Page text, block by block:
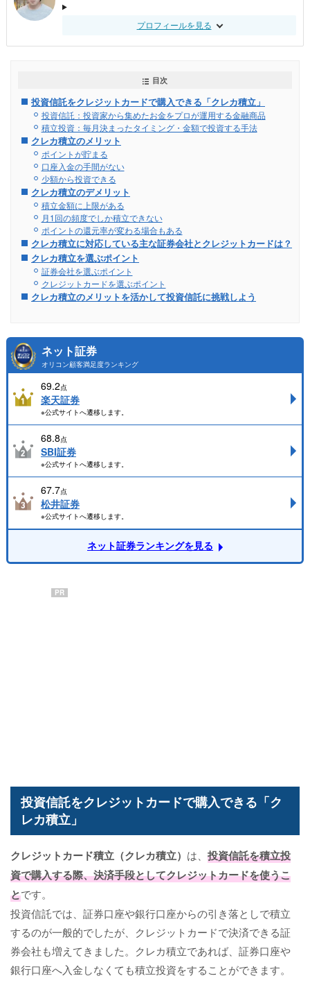
プロフィールを見る
目次
投資信託をクレジットカードで購入できる「クレカ積立」
投資信託：投資家から集めたお金をプロが運用する金融商品
積立投資：毎月決まったタイミング・金額で投資する手法
クレカ積立のメリット
ポイントが貯まる
口座入金の手間がない
少額から投資できる
クレカ積立のデメリット
積立金額に上限がある
月1回の頻度でしか積立できない
ポイントの還元率が変わる場合もある
クレカ積立に対応している主な証券会社とクレジットカードは？
クレカ積立を選ぶポイント
証券会社を選ぶポイント
クレジットカードを選ぶポイント
クレカ積立のメリットを活かして投資信託に挑戦しよう
ネット証券
オリコン顧客満足度ランキング
69.2点
楽天証券
※公式サイトへ遷移します。
68.8点
SBI証券
※公式サイトへ遷移します。
67.7点
松井証券
※公式サイトへ遷移します。
ネット証券ランキングを見る
PR
投資信託をクレジットカードで購入できる「ク
レカ積立」
クレジットカード積立 （クレカ積立） は、 投資信託を積立投
資で購入する際、決済手段としてクレジットカードを使うこ
とです。
投資信託では、証券口座や銀行口座からの引き落としで積立
するのが一般的でしたが、クレジットカードで決済できる証
券会社も増えてきました。クレカ積立であれば、証券口座や
銀行口座へ入金しなくても積立投資をすることができます。